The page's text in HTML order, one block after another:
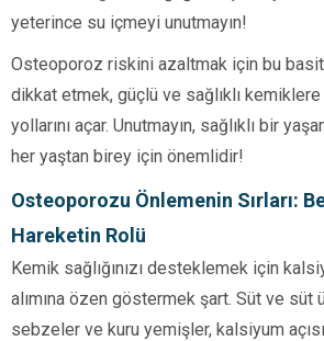
yeterince su içmeyi unutmayın!
Osteoporoz riskini azaltmak için bu
dikkat etmek, güçlü ve sağlıklı kemiklere
yollarını açar. Unutmayın, sağlıklı bir
her yaştan birey için önemlidir!
Osteoporozu Önlemenin Sırları:
Hareketin Rolü
Kemik sağlığınızı desteklemek için
alımına özen göstermek şart. Süt ve süt
sebzeler ve kuru yemişler, kalsiyum